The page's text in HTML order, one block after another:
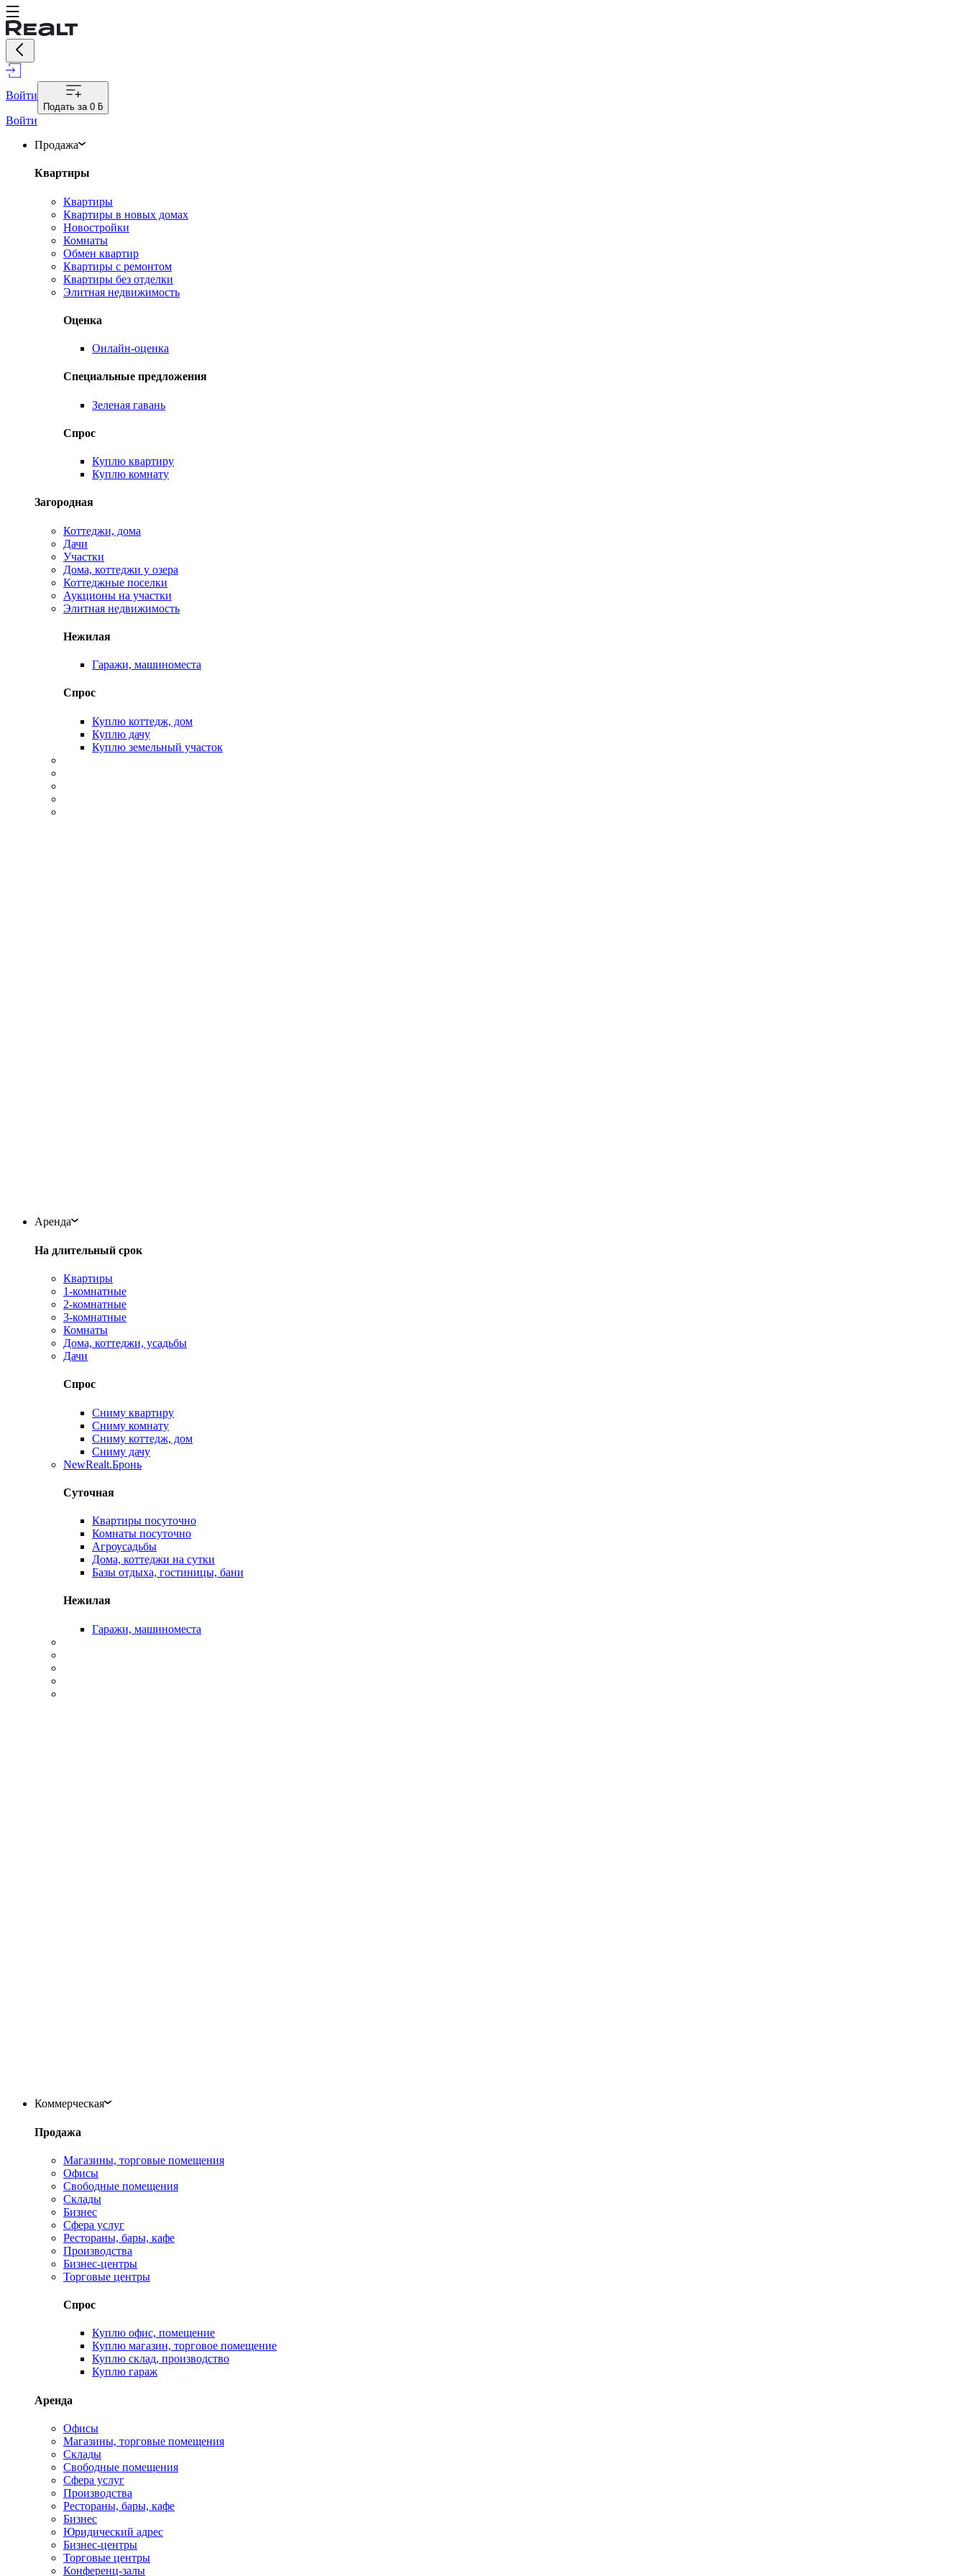
Войти
Подать за 0 ƃ
Войти
Продажа
Квартиры
Квартиры
Квартиры в новых домах
Новостройки
Комнаты
Обмен квартир
Квартиры с ремонтом
Квартиры без отделки
Элитная недвижимость
Оценка
Онлайн-оценка
Специальные предложения
Зеленая гавань
Спрос
Куплю квартиру
Куплю комнату
Загородная
Коттеджи, дома
Дачи
Участки
Дома, коттеджи у озера
Коттеджные поселки
Аукционы на участки
Элитная недвижимость
Нежилая
Гаражи, машиноместа
Спрос
Куплю коттедж, дом
Куплю дачу
Куплю земельный участок
Аренда
На длительный срок
Квартиры
1-комнатные
2-комнатные
3-комнатные
Комнаты
Дома, коттеджи, усадьбы
Дачи
Спрос
Сниму квартиру
Сниму комнату
Сниму коттедж, дом
Сниму дачу
NewRealt.Бронь
Суточная
Квартиры посуточно
Комнаты посуточно
Агроусадьбы
Дома, коттеджи на сутки
Базы отдыха, гостиницы, бани
Нежилая
Гаражи, машиноместа
Коммерческая
Продажа
Магазины, торговые помещения
Офисы
Свободные помещения
Склады
Бизнес
Сфера услуг
Рестораны, бары, кафе
Производства
Бизнес-центры
Торговые центры
Спрос
Куплю офис, помещение
Куплю магазин, торговое помещение
Куплю склад, производство
Куплю гараж
Аренда
Офисы
Магазины, торговые помещения
Склады
Свободные помещения
Сфера услуг
Производства
Рестораны, бары, кафе
Бизнес
Юридический адрес
Бизнес-центры
Торговые центры
Конференц-залы